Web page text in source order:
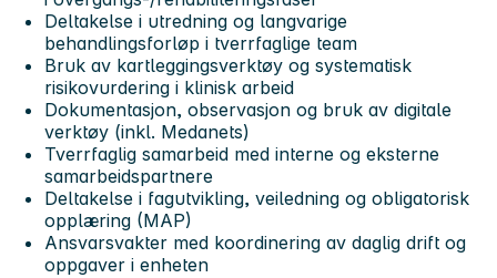
Deltakelse i utredning og langvarige
behandlingsforløp i tverrfaglige team
Bruk av kartleggingsverktøy og systematisk
risikovurdering i klinisk arbeid
Dokumentasjon, observasjon og bruk av digitale
verktøy (inkl. Medanets)
Tverrfaglig samarbeid med interne og eksterne
samarbeidspartnere
Deltakelse i fagutvikling, veiledning og obligatorisk
opplæring (MAP)
Ansvarsvakter med koordinering av daglig drift og
oppgaver i enheten